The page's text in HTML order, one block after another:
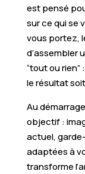
est pensé
sur ce qui se
vous portez,
d’assembler
“tout ou
le résultat
Au
objectif :
actuel,
adaptées à
transforme